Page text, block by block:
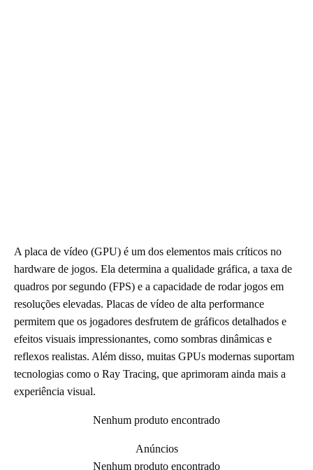
A placa de vídeo (GPU) é um dos elementos mais críticos no
hardware de jogos. Ela determina a qualidade gráfica, a taxa de
quadros por segundo (FPS) e a capacidade de rodar jogos em
resoluções elevadas. Placas de vídeo de alta performance
permitem que os jogadores desfrutem de gráficos detalhados e
efeitos visuais impressionantes, como sombras dinâmicas e
reflexos realistas. Além disso, muitas GPUs modernas suportam
tecnologias como o Ray Tracing, que aprimoram ainda mais a
experiência visual.
Nenhum produto encontrado
Anúncios
Nenhum produto encontrado